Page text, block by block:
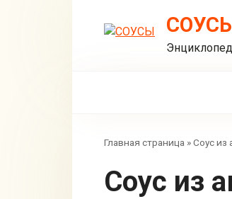
Главная страница »Соус из
Соус из